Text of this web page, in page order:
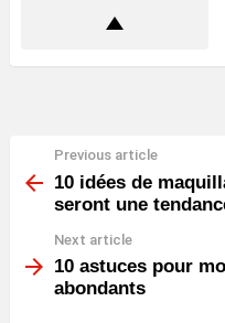
more
Previous article
10 idées de
seront une
Next article
10 astuces pour
abondants